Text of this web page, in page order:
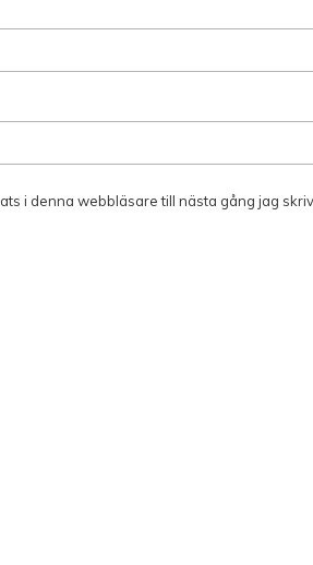
i denna webbläsare till nästa gång jag